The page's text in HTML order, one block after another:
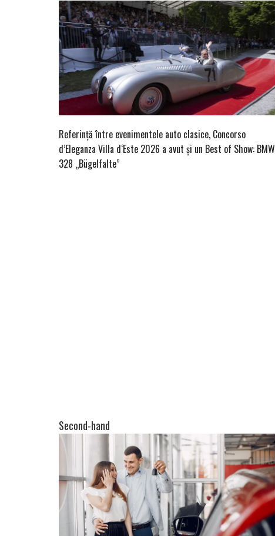
Referință între evenimentele auto clasice, Concorso
d’Eleganza Villa d‘Este 2026 a avut și un Best of Show: BMW
328 „Bügelfalte”
Second-hand